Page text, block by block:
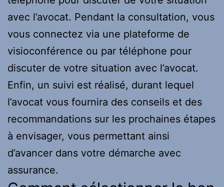
avec l’avocat. Pendant la consultation, vous
vous connectez via une plateforme de
visioconférence ou par téléphone pour
discuter de votre situation avec l’avocat.
Enfin, un suivi est réalisé, durant lequel
l’avocat vous fournira des conseils et des
recommandations sur les prochaines étapes
à envisager, vous permettant ainsi
d’avancer dans votre démarche avec
assurance.